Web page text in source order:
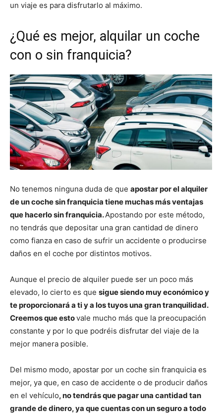
un viaje es para disfrutarlo al máximo.
¿Qué es mejor, alquilar un coche
con o sin franquicia?
No tenemos ninguna duda de que apostar por el alquiler
de un coche sin franquicia tiene muchas más ventajas
que hacerlo sin franquicia.Apostando por este método,
no tendrás que depositar una gran cantidad de dinero
como fianza en caso de sufrir un accidente o producirse
daños en el coche por distintos motivos.
Aunque el precio de alquiler puede ser un poco más
elevado, lo cierto es que sigue siendo muy económico y
te proporcionará a ti y a los tuyos una gran tranquilidad.
Creemos que estovale mucho más que la preocupación
constante y por lo que podréis disfrutar del viaje de la
mejor manera posible.
Del mismo modo, apostar por un coche sin franquicia es
mejor, ya que, en caso de accidente o de producir daños
en el vehículo, no tendrás que pagar una cantidad tan
grande de dinero, ya que cuentas con un seguro a todo